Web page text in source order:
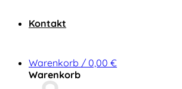
Kontakt
Warenkorb / 0,00 €
Warenkorb